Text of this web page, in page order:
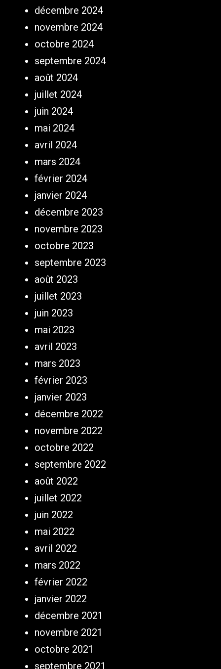
décembre 2024
novembre 2024
octobre 2024
septembre 2024
août 2024
juillet 2024
juin 2024
mai 2024
avril 2024
mars 2024
février 2024
janvier 2024
décembre 2023
novembre 2023
octobre 2023
septembre 2023
août 2023
juillet 2023
juin 2023
mai 2023
avril 2023
mars 2023
février 2023
janvier 2023
décembre 2022
novembre 2022
octobre 2022
septembre 2022
août 2022
juillet 2022
juin 2022
mai 2022
avril 2022
mars 2022
février 2022
janvier 2022
décembre 2021
novembre 2021
octobre 2021
septembre 2021